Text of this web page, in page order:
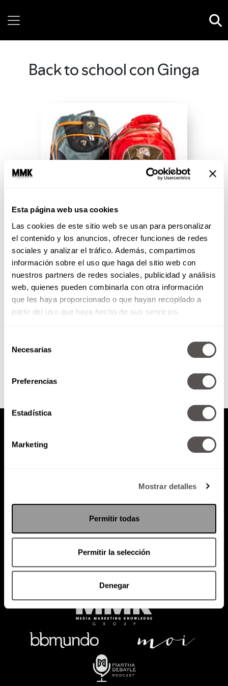
Esta página web usa cookies
Las cookies de este sitio web se usan para personalizar
el contenido y los anuncios, ofrecer funciones de redes
sociales y analizar el tráfico. Además, compartimos
información sobre el uso que haga del sitio web con
nuestros partners de redes sociales, publicidad y análisis
web, quienes pueden combinarla con otra información
que les haya proporcionado o que hayan recopilado a
partir del uso que haya hecho de sus servicios.
Necesarias
Preferencias
Estadística
Marketing
Mostrar detalles
Permitir todas
Permitir la selección
Denegar
Back to school con Ginga
Back to school con Ginga
Si ya te estás preparando para el
regreso a clases, tienes que
conocer los nuevos modelos de
la marca.
Política de Privacidad
PODCAST RADIO MARTHA EVENTOS
SACA TU ID